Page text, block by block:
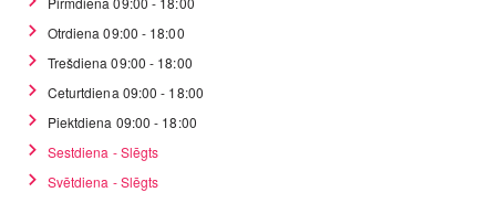
Otrdiena 09:00 - 18:00
Trešdiena 09:00 - 18:00
Ceturtdiena 09:00 - 18:00
Piektdiena 09:00 - 18:00
Sestdiena - Slēgts
Svētdiena - Slēgts